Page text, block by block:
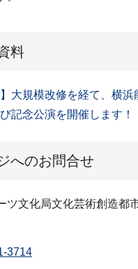
料
】大規模改修を経て、横
記念公演を開催します！
へのお問合せ
ツ文化局文化芸術創造都
3714